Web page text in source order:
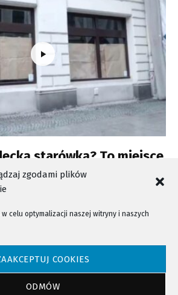
zgodami plików
celu optymalizacji naszej witryny i naszych
COOKIES
ODMÓW
starówką? To miejsce
bardziej wymiera.
Sądecka © 2023 Wszystkie prawa zastrzeżone!